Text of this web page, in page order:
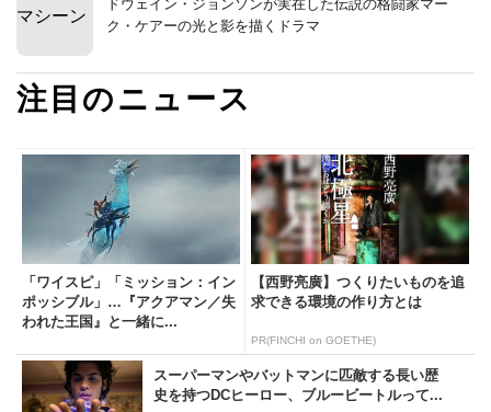
ドウェイン・ジョンソンが実在した伝説の格闘家マー
ク・ケアーの光と影を描くドラマ
注目のニュース
「ワイスピ」「ミッション：イン
ポッシブル」…『アクアマン／失
われた王国』と一緒に...
【西野亮廣】つくりたいものを追
求できる環境の作り方とは
PR(FINCHI on GOETHE)
スーパーマンやバットマンに匹敵する長い歴
史を持つDCヒーロー、ブルービートルって...